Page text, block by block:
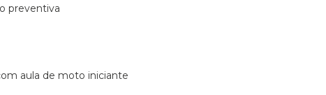
preventiva
aula de moto iniciante